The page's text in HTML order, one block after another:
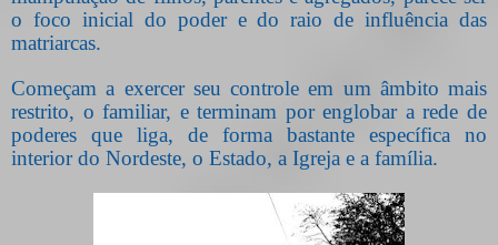
o foco inicial do poder e do raio de influência das
matriarcas.
Começam a exercer seu controle em um âmbito mais
restrito, o familiar, e terminam por englobar a rede de
poderes que liga, de forma bastante específica no
interior do Nordeste, o Estado, a Igreja e a família.